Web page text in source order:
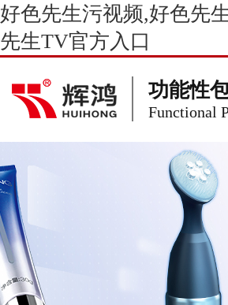
好色先生污视频,好色先
先生TV官方入口
功能性
Functional